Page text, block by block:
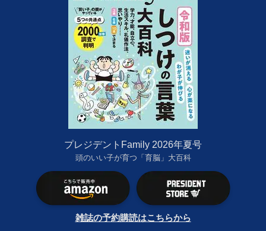
プレジデントFamily 2026年夏号
頭のいい子が育つ「育脳」大百科
雑誌の予約購読はこちらから